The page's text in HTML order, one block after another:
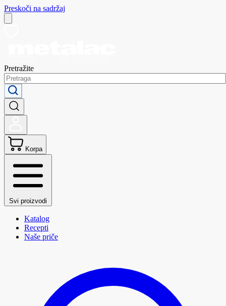
Preskoči na sadržaj
Pretražite
Korpa
Svi proizvodi
Katalog
Recepti
Naše priče